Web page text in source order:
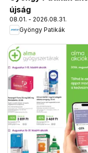
újság
08.01. - 2026.08.31.
Gyöngy Patikák